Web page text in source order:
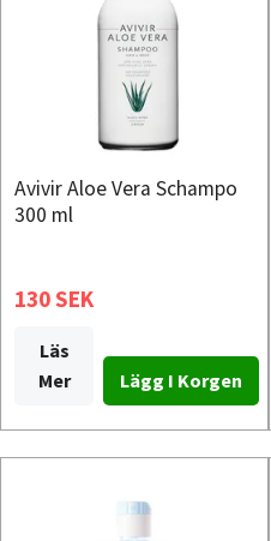
Avivir Aloe Vera Schampo
300 ml
130 SEK
Läs
Mer